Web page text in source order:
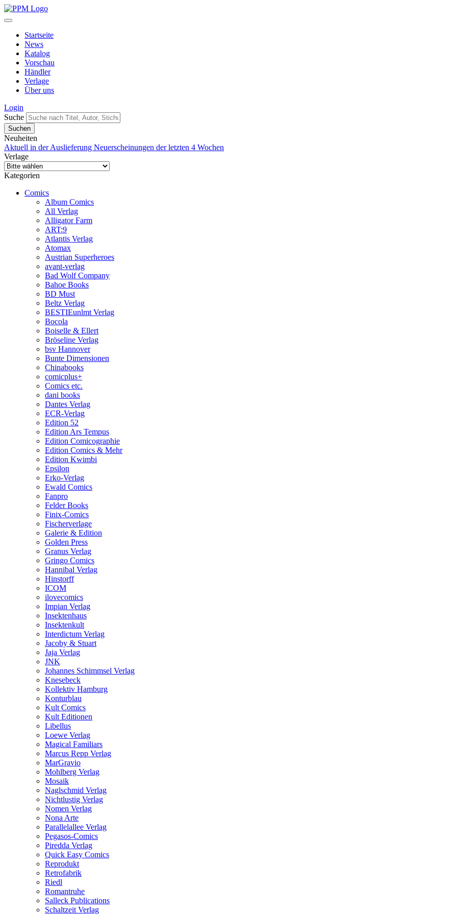
Startseite
News
Katalog
Vorschau
Händler
Verlage
Über uns
Login
Suche
Neuheiten
Aktuell in der Auslieferung Neuerscheinungen der letzten 4 Wochen
Verlage
Kategorien
Comics
Album Comics
All Verlag
Alligator Farm
ART:9
Atlantis Verlag
Atomax
Austrian Superheroes
avant-verlag
Bad Wolf Company
Bahoe Books
BD Must
Beltz Verlag
BESTIEunlmt Verlag
Bocola
Boiselle & Ellert
Bröseline Verlag
bsv Hannover
Bunte Dimensionen
Chinabooks
comicplus+
Comics etc.
dani books
Dantes Verlag
ECR-Verlag
Edition 52
Edition Ars Tempus
Edition Comicographie
Edition Comics & Mehr
Edition Kwimbi
Epsilon
Erko-Verlag
Ewald Comics
Fanpro
Felder Books
Finix-Comics
Fischerverlage
Galerie & Edition
Golden Press
Granus Verlag
Gringo Comics
Hannibal Verlag
Hinstorff
ICOM
ilovecomics
Impian Verlag
Insektenhaus
Insektenkult
Interdictum Verlag
Jacoby & Stuart
Jaja Verlag
JNK
Johannes Schimmsel Verlag
Knesebeck
Kollektiv Hamburg
Konturblau
Kult Comics
Kult Editionen
Libellus
Loewe Verlag
Magical Familiars
Marcus Repp Verlag
MarGravio
Mohlberg Verlag
Mosaik
Naglschmid Verlag
Nichtlustig Verlag
Nomen Verlag
Nona Arte
Parallelallee Verlag
Pegasos-Comics
Piredda Verlag
Quick Easy Comics
Reprodukt
Retrofabrik
Riedl
Romantruhe
Salleck Publications
Schaltzeit Verlag